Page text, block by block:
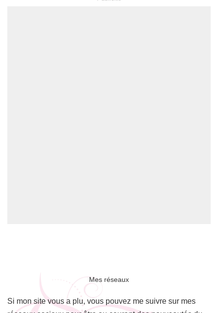
Mes réseaux
Si mon site vous a plu, vous pouvez me suivre sur mes